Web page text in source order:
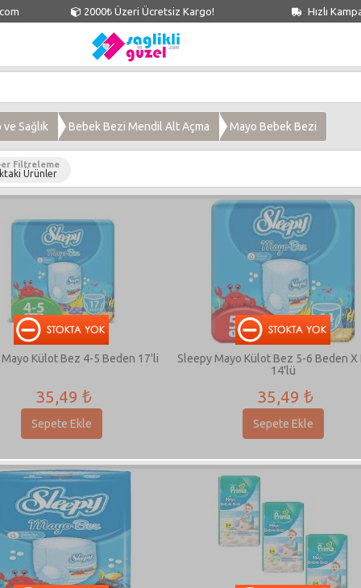
2000₺ Üzeri Ücretsiz Kargo! Hızlı
Sağlık Bebek Bezi Mendil Alt Açma Mayo Bebek Bezi
Filtreleme
Ürünler
Külot Bez 4-5 Beden 17'li
35,49 ₺
Sepete Ekle
Sleepy Mayo Külot Bez 5-6 Beden X
14'lü
35,49 ₺
Sepete Ekle